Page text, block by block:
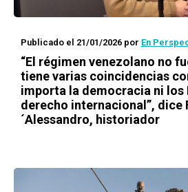
Publicado el 21/01/2026 por En
“El régimen venezolano no
tiene varias coincidencias
importa la democracia ni los
derecho internacional”, dice
´Alessandro, historiador